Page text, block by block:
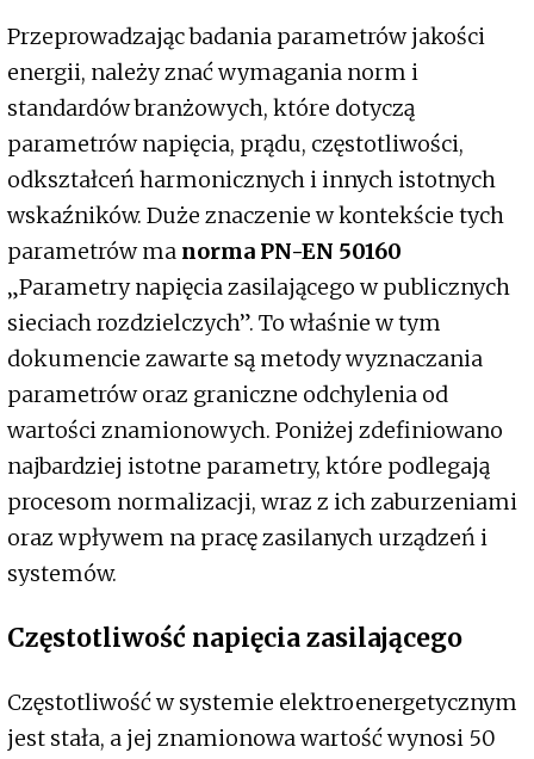
Przeprowadzając badania parametrów jakości
energii, należy znać wymagania norm i
standardów branżowych, które dotyczą
parametrów napięcia, prądu, częstotliwości,
odkształceń harmonicznych i innych istotnych
wskaźników. Duże znaczenie w kontekście tych
parametrów ma norma PN-EN 50160
„Parametry napięcia zasilającego w publicznych
sieciach rozdzielczych”. To właśnie w tym
dokumencie zawarte są metody wyznaczania
parametrów oraz graniczne odchylenia od
wartości znamionowych. Poniżej zdefiniowano
najbardziej istotne parametry, które podlegają
procesom normalizacji, wraz z ich zaburzeniami
oraz wpływem na pracę zasilanych urządzeń i
systemów.
Częstotliwość napięcia zasilającego
Częstotliwość w systemie elektroenergetycznym
jest stała, a jej znamionowa wartość wynosi 50